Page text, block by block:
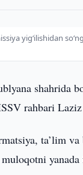
yigʻilishidan
shahrida
rahbari
ta’lim